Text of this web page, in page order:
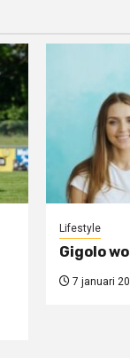
Lifestyle
Gigolo
7 januari